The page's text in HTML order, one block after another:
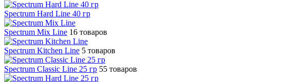
Spectrum Hard Line 40 гр
Spectrum Mix Line 16 товаров
Spectrum Kitchen Line 5 товаров
Spectrum Classic Line 25 гр 55 товаров